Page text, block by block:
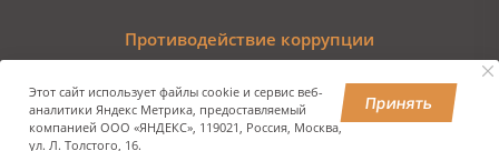
Противодействие коррупции
© 2009–2024 Государственная компания «Российские
Этот сайт использует файлы cookie и сервис веб-
аналитики Яндекс Метрика, предоставляемый
компанией ООО «ЯНДЕКС», 119021, Россия, Москва,
ул. Л. Толстого, 16.
Принять